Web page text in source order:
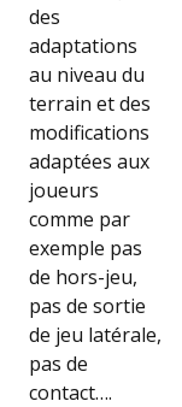
des
adaptations
au niveau du
terrain et des
modifications
adaptées aux
joueurs
comme par
exemple pas
de hors-jeu,
pas de sortie
de jeu latérale,
pas de
contact….